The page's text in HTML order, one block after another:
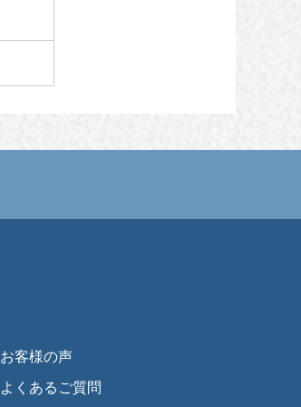
お客様の声
よくあるご質問